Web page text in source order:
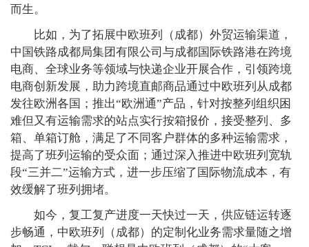
而生。
比如，为了拓展中欧班列（成都）外贸运输渠道，
中国铁路成都局集团有限公司与成都国际铁路港在跨境
电商、全球业务等领域与快递企业开展合作，引领跨境
电商创新发展，助力跨境直邮商品通过中欧班列从成都
发往欧洲各国；推出“欧洲通”产品，针对按整列组织困
难但又有运输需求的站点实行按箱报价，接受整列、多
箱、单箱订舱，满足了不同客户群体的多种运输需求，
提高了班列运输的受众面；通过深入推进中欧班列宽轨
段“三并二”运输方式，进一步压缩了国际物流成本，有
效缓解了班列拥堵。
如今，复工复产进度一天快过一天，供应链运转逐
步畅通，中欧班列（成都）的定制化业务需求量随之增